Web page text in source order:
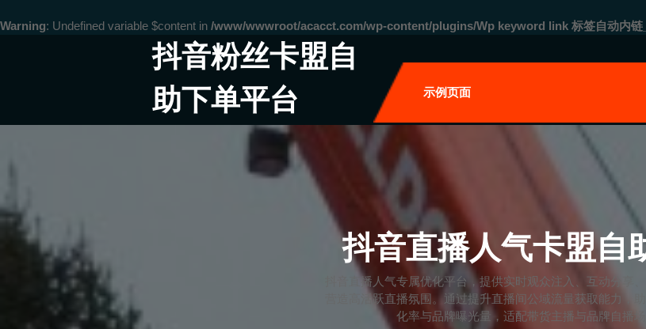
Warning: Undefined variable $content in /www/wwwroot/acacct.com/wp-content/plugins/Wp keyword link 标签自动内
抖音粉丝卡盟自
助下单平台
示例页面
抖音直播人气卡盟自
抖音直播人气专属优化平台，提供实时观众注入、互动分享
营造高活跃直播氛围。通过提升直播间公域流量获取能力，
化率与品牌曝光量，适配带货主播与品牌自播场